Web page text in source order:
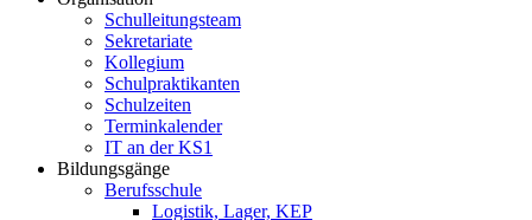
Schulleitungsteam
Sekretariate
Kollegium
Schulpraktikanten
Schulzeiten
Terminkalender
IT an der KS1
Bildungsgänge
Berufsschule
Logistik, Lager, KEP